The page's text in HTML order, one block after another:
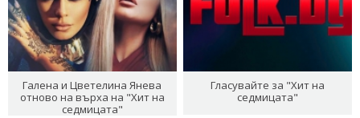
Галена и Цветелина Янева
отново на върха на "Хит на
седмицата"
Гласувайте за "Хит на
седмицата"